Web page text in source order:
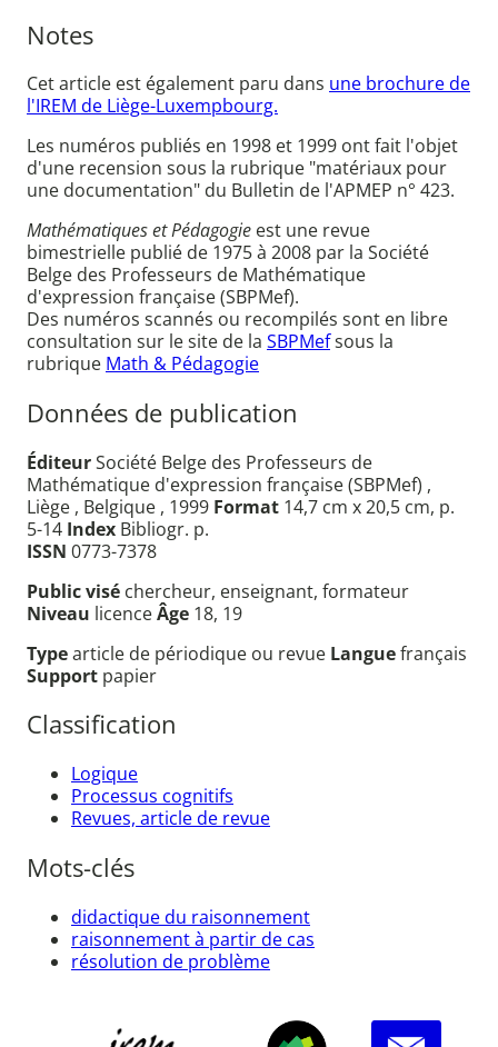
Notes
Cet article est également paru dans une brochure de
l'IREM de Liège-Luxempbourg.
Les numéros publiés en 1998 et 1999 ont fait l'objet
d'une recension sous la rubrique "matériaux pour
une documentation" du Bulletin de l'APMEP n° 423.
Mathématiques et Pédagogie est une revue
bimestrielle publié de 1975 à 2008 par la Société
Belge des Professeurs de Mathématique
d'expression française (SBPMef).
Des numéros scannés ou recompilés sont en libre
consultation sur le site de la SBPMefsous la
rubrique Math & Pédagogie
Données de publication
ÉditeurSociété Belge des Professeurs de
Mathématique d'expression française (SBPMef) ,
Liège , Belgique , 1999 Format 14,7 cm x 20,5 cm, p.
5-14 Index Bibliogr. p.
ISSN 0773-7378
Public visé chercheur, enseignant, formateur
Niveau licenceÂge 18, 19
Typearticle de périodique ou revue Languefrançais
Support papier
Classification
Logique
Processus cognitifs
Revues, article de revue
Mots-clés
didactique du raisonnement
raisonnement à partir de cas
résolution de problème